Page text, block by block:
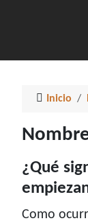
Inicio
¿Qué
Como